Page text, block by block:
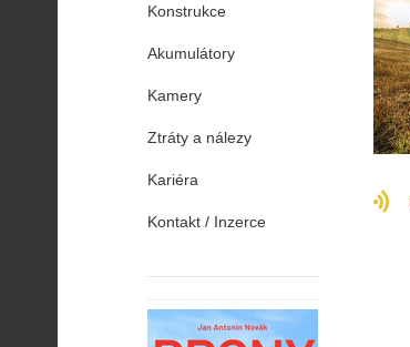
Konstrukce
Akumulátory
Kamery
Ztráty a nálezy
Kariéra
Kontakt / Inzerce